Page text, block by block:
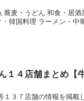
麦・うどん 和食・居酒
韓国料理 ラーメン・中
１４店舗まとめ【
１３７店舗の情報を掲載